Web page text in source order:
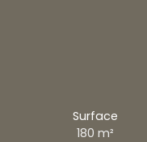
Surface
180m²